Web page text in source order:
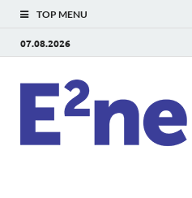
TOP MENU
07.08.2026